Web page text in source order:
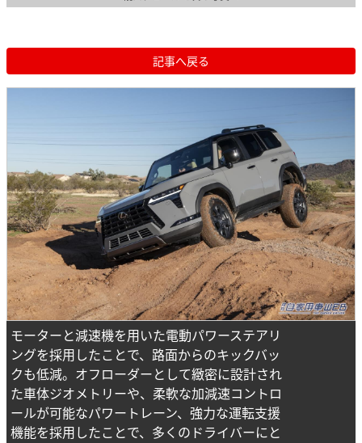
記事へ戻る
モーターと減速機を用いた電動パワーステアリ
ングを採用したことで、路面からのキックバッ
クも低減。オフローダーとして緻密に設計され
た車体ジオメトリーや、柔軟な加減速コントロ
ールが可能なパワートレーン、強力な運転支援
機能を採用したことで、多くのドライバーにと